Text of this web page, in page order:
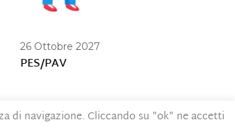
26 Ottobre 2027
PES/PAV
di navigazione. Cliccando su "ok" ne accetti